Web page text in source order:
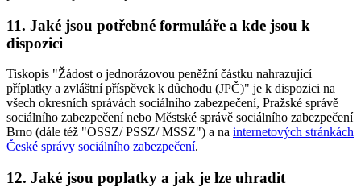
11. Jaké jsou potřebné formuláře a kde jsou k
dispozici
Tiskopis "Žádost o jednorázovou peněžní částku nahrazující
příplatky a zvláštní příspěvek k důchodu (JPČ)" je k dispozici na
všech okresních správách sociálního zabezpečení, Pražské správě
sociálního zabezpečení nebo Městské správě sociálního zabezpečení
Brno (dále též "OSSZ/ PSSZ/ MSSZ") a na internetových stránkách
České správy sociálního zabezpečení.
12. Jaké jsou poplatky a jak je lze uhradit